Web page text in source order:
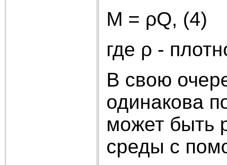
M = ρQ, (4)
где ρ -
В свою
одинакова
может быть
среды с